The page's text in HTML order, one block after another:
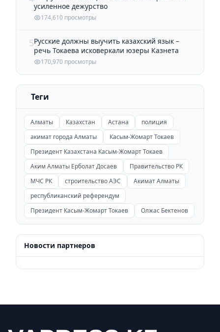
усиленное дежурство
174,610 просмотры
5Русские должны выучить казахский язык –
речь Токаева исковеркали юзеры Казнета
170,970 просмотры
Теги
Алматы Казахстан Астана
полиция
акимат города Алматы
Касым-Жомарт Токаев
Президент Казахстана Касым-Жомарт Токаев
Аким Алматы Ерболат Досаев
Правительство РК
МЧС РК
строительство АЭС
Акимат Алматы
республиканский референдум
Президент Касым-Жомарт Токаев
Олжас Бектенов
Новости партнеров